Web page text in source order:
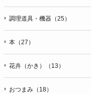
ＦＡＸ：047-401-6847
調理道具・機器（25）
本（27）
花卉（かき）（13）
おつまみ（18）